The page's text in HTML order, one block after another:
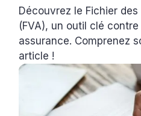
Découvrez le Fichier
(FVA), un outil clé
assurance. Comprenez
article !